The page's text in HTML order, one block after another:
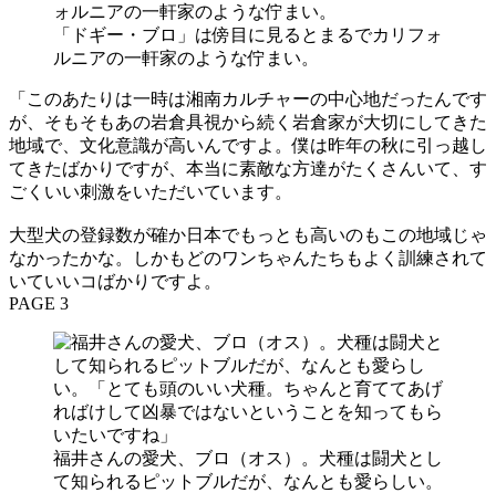
「ドギー・ブロ」は傍目に見るとまるでカリフォ
ルニアの一軒家のような佇まい。
「このあたりは一時は湘南カルチャーの中心地だったんです
が、そもそもあの岩倉具視から続く岩倉家が大切にしてきた
地域で、文化意識が高いんですよ。僕は昨年の秋に引っ越し
てきたばかりですが、本当に素敵な方達がたくさんいて、す
ごくいい刺激をいただいています。
大型犬の登録数が確か日本でもっとも高いのもこの地域じゃ
なかったかな。しかもどのワンちゃんたちもよく訓練されて
いていいコばかりですよ。
PAGE 3
福井さんの愛犬、ブロ（オス）。犬種は闘犬とし
て知られるピットブルだが、なんとも愛らしい。